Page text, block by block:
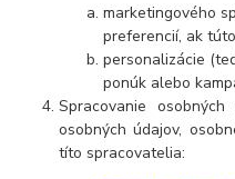
marketingového
preferencií, ak
personalizácie
ponúk alebo
Spracovanie
osobných údajov,
títo spracovatelia: